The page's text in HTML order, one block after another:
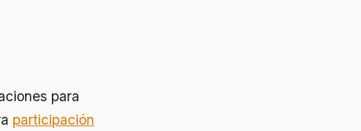
para
participación